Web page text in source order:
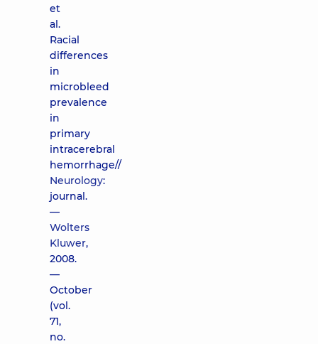
et
al.
Racial
differences
in
microbleed
prevalence
in
primary
intracerebral
hemorrhage//
Neurology:
journal.
—
Wolters
Kluwer,
2008.
—
October
(vol.
71,
no.